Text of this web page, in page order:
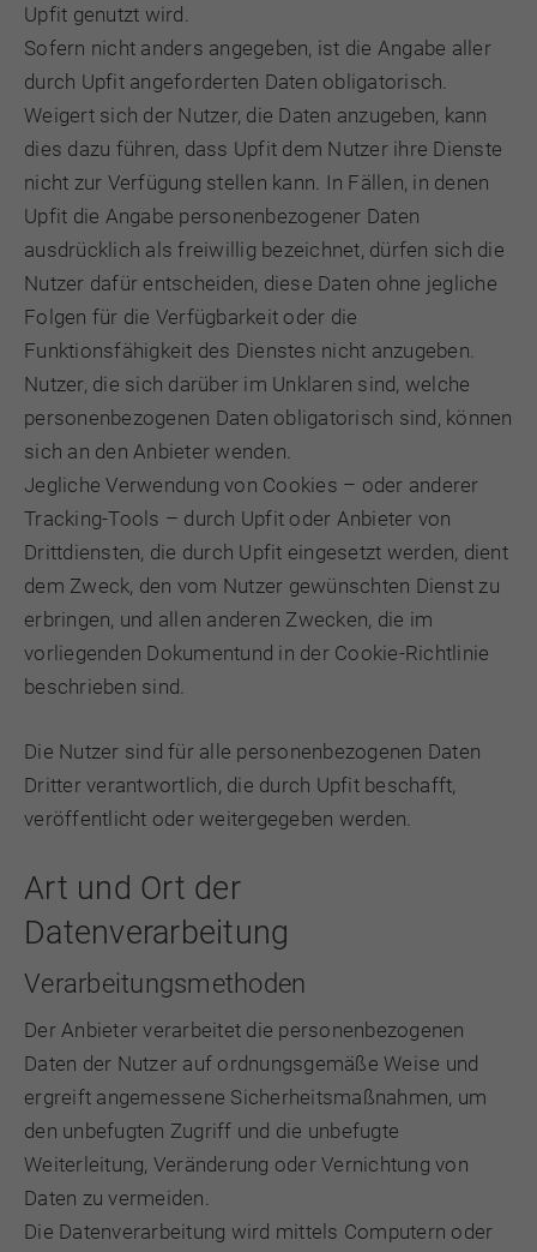
Upfit genutzt wird.
Sofern nicht anders angegeben, ist die Angabe aller
durch Upfit angeforderten Daten obligatorisch.
Weigert sich der Nutzer, die Daten anzugeben, kann
dies dazu führen, dass Upfit dem Nutzer ihre Dienste
nicht zur Verfügung stellen kann. In Fällen, in denen
Upfit die Angabe personenbezogener Daten
ausdrücklich als freiwillig bezeichnet, dürfen sich die
Nutzer dafür entscheiden, diese Daten ohne jegliche
Folgen für die Verfügbarkeit oder die
Funktionsfähigkeit des Dienstes nicht anzugeben.
Nutzer, die sich darüber im Unklaren sind, welche
personenbezogenen Daten obligatorisch sind, können
sich an den Anbieter wenden.
Jegliche Verwendung von Cookies – oder anderer
Tracking-Tools – durch Upfit oder Anbieter von
Drittdiensten, die durch Upfit eingesetzt werden, dient
dem Zweck, den vom Nutzer gewünschten Dienst zu
erbringen, und allen anderen Zwecken, die im
vorliegenden Dokumentund in der Cookie-Richtlinie
beschrieben sind.
Die Nutzer sind für alle personenbezogenen Daten
Dritter verantwortlich, die durch Upfit beschafft,
veröffentlicht oder weitergegeben werden.
Art und Ort der
Datenverarbeitung
Verarbeitungsmethoden
Der Anbieter verarbeitet die personenbezogenen
Daten der Nutzer auf ordnungsgemäße Weise und
ergreift angemessene Sicherheitsmaßnahmen, um
den unbefugten Zugriff und die unbefugte
Weiterleitung, Veränderung oder Vernichtung von
Daten zu vermeiden.
Die Datenverarbeitung wird mittels Computern oder